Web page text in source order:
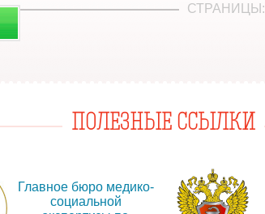
СТРАНИЦЫ:
ПОЛЕЗНЫЕ ССЫЛКИ
Главное бюро медико-
социальной